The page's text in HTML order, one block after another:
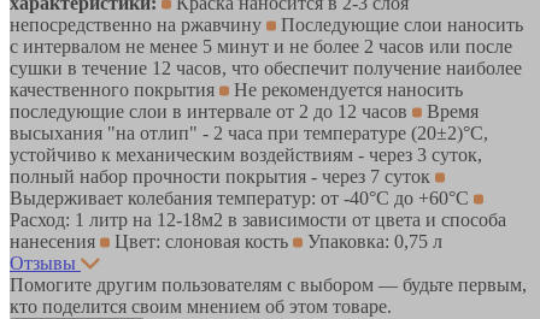
непосредственно на ржавчину
Последующие слои наносить
с интервалом не менее 5 минут и не более 2 часов или после
сушки в течение 12 часов, что обеспечит получение наиболее
качественного покрытия
Не рекомендуется наносить
последующие слои в интервале от 2 до 12 часов
Время
высыхания "на отлип" - 2 часа при температуре (20±2)°С,
устойчиво к механическим воздействиям - через 3 суток,
полный набор прочности покрытия - через 7 суток
Выдерживает колебания температур: от -40°С до +60°С
Расход: 1 литр на 12-18м2 в зависимости от цвета и способа
нанесения
Цвет: слоновая кость
Упаковка: 0,75 л
Отзывы
Помогите другим пользователям с выбором — будьте первым,
кто поделится своим мнением об этом товаре.